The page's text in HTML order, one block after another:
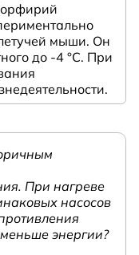
мыши. Он
до -4 °C. При
При нагреве
насосов
энергии?